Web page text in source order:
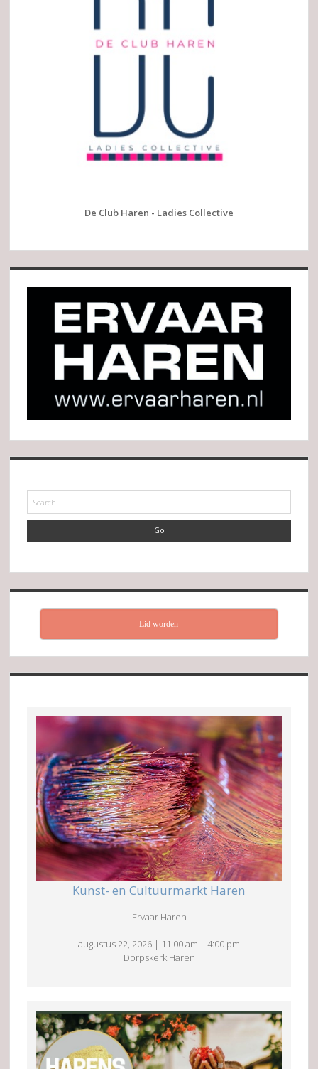
De Club Haren - Ladies Collective
Lid worden
Kunst- en Cultuurmarkt Haren
Ervaar Haren
augustus 22, 2026 | 11:00 am – 4:00 pm
Dorpskerk Haren